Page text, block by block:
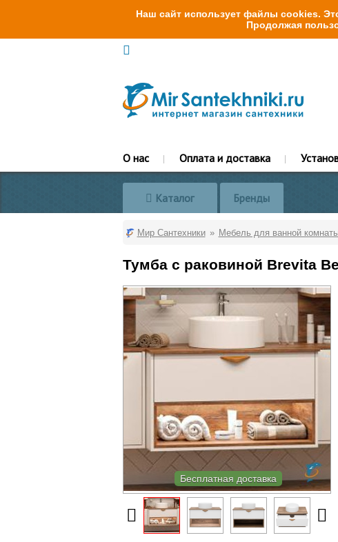
Наш сайт использует файлы cookies.
Продолжая
О нас Оплата и доставка
Каталог Бренды
Мир Сантехники Мебель для ванной
Тумба с раковиной Brevita
Бесплатная доставка